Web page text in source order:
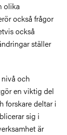
olika
också frågor
också
ställer
och
en viktig del
forskare deltar i
sig i
är